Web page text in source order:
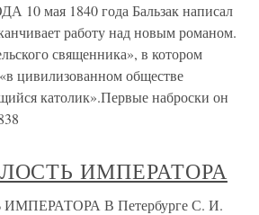
мая 1840 года Бальзак написал
работу над новым романом.
священника», в котором
цивилизованном обществе
католик».Первые наброски он
ИМПЕРАТОРА
В Петербурге С. И.